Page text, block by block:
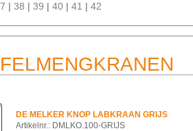
| 38 | 39 | 40 | 41 | 42
DE MELKER KNOP LABKRAAN GRIJS
Artikelnr.: DMLKO.100-GRIJS